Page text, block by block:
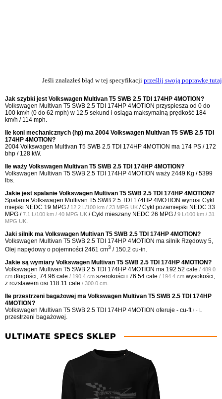
Jeśli znalazłeś błąd w tej specyfikacji prześlij swoją poprawkę tutaj
Jak szybki jest Volkswagen Multivan T5 SWB 2.5 TDI 174HP 4MOTION?
Volkswagen Multivan T5 SWB 2.5 TDI 174HP 4MOTION przyspiesza od 0 do
100 km/h (0 do 62 mph) w 12.5 sekund i osiąga maksymalną prędkość 184
km/h / 114 mph.
Ile koni mechanicznych (hp) ma 2004 Volkswagen Multivan T5 SWB 2.5 TDI
174HP 4MOTION?
2004 Volkswagen Multivan T5 SWB 2.5 TDI 174HP 4MOTION ma 174 PS / 172
bhp / 128 kW.
Ile waży Volkswagen Multivan T5 SWB 2.5 TDI 174HP 4MOTION?
Volkswagen Multivan T5 SWB 2.5 TDI 174HP 4MOTION waży 2449 Kg / 5399
lbs.
Jakie jest spalanie Volkswagen Multivan T5 SWB 2.5 TDI 174HP 4MOTION?
Spalanie Volkswagen Multivan T5 SWB 2.5 TDI 174HP 4MOTION wynosi Cykl
miejski NEDC 19 MPG / 12.2 L/100 km / 23 MPG UK / Cykl pozamiejski NEDC 33
MPG /7.1 L/100 km / 40 MPG UK / Cykl mieszany NEDC 26 MPG /9 L/100 km / 31
MPG UK.
Jaki silnik ma Volkswagen Multivan T5 SWB 2.5 TDI 174HP 4MOTION?
Volkswagen Multivan T5 SWB 2.5 TDI 174HP 4MOTION ma silnik Rzędowy 5,
Olej napędowy o pojemności 2461 cm3 / 150.2 cu-in.
Jakie są wymiary Volkswagen Multivan T5 SWB 2.5 TDI 174HP 4MOTION?
Volkswagen Multivan T5 SWB 2.5 TDI 174HP 4MOTION ma 192.52 cale / 489.0
cm długości, 74.96 cale / 190.4 cm szerokości i 76.54 cale / 194.4 cm wysokości,
z rozstawem osi 118.11 cale / 300.0 cm.
Ile przestrzeni bagażowej ma Volkswagen Multivan T5 SWB 2.5 TDI 174HP
4MOTION?
Volkswagen Multivan T5 SWB 2.5 TDI 174HP 4MOTION oferuje - cu-ft / - L
przestrzeni bagażowej.
ULTIMATE SPECS SKLEP